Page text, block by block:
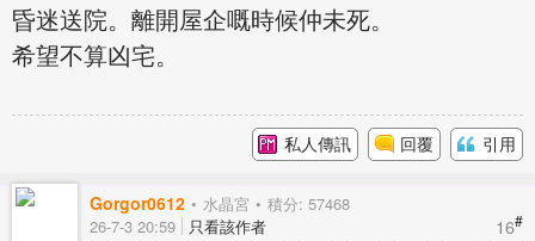
昏迷送院。離開屋企嘅時候仲未死。
希望不算凶宅。
私人傳訊 回覆 引用
Gorgor0612 水晶宮 積分: 57468
16#
26-7-3 20:59 只看該作者